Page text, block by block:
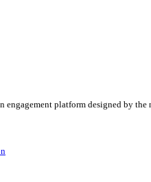
engagement platform designed by